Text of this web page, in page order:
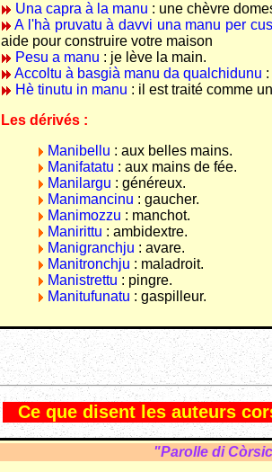
Una capra à la manu : une chèvre
A l'hà pruvatu à davvi una manu per
aide pour construire votre maison
Pesu a manu : je lève la main.
Accoltu à basgià manu da qualchidunu
Hè tinutu in manu : il est traité comme
Les dérivés :
Manibellu : aux belles mains.
Manifatatu : aux mains de fée.
Manilargu : généreux.
Manimancinu : gaucher.
Manimozzu : manchot.
Manirittu : ambidextre.
Manigranchju : avare.
Manitronchju : maladroit.
Manistrettu : pingre.
Manitufunatu : gaspilleur.
Ce que disent les auteurs
"Parolle di